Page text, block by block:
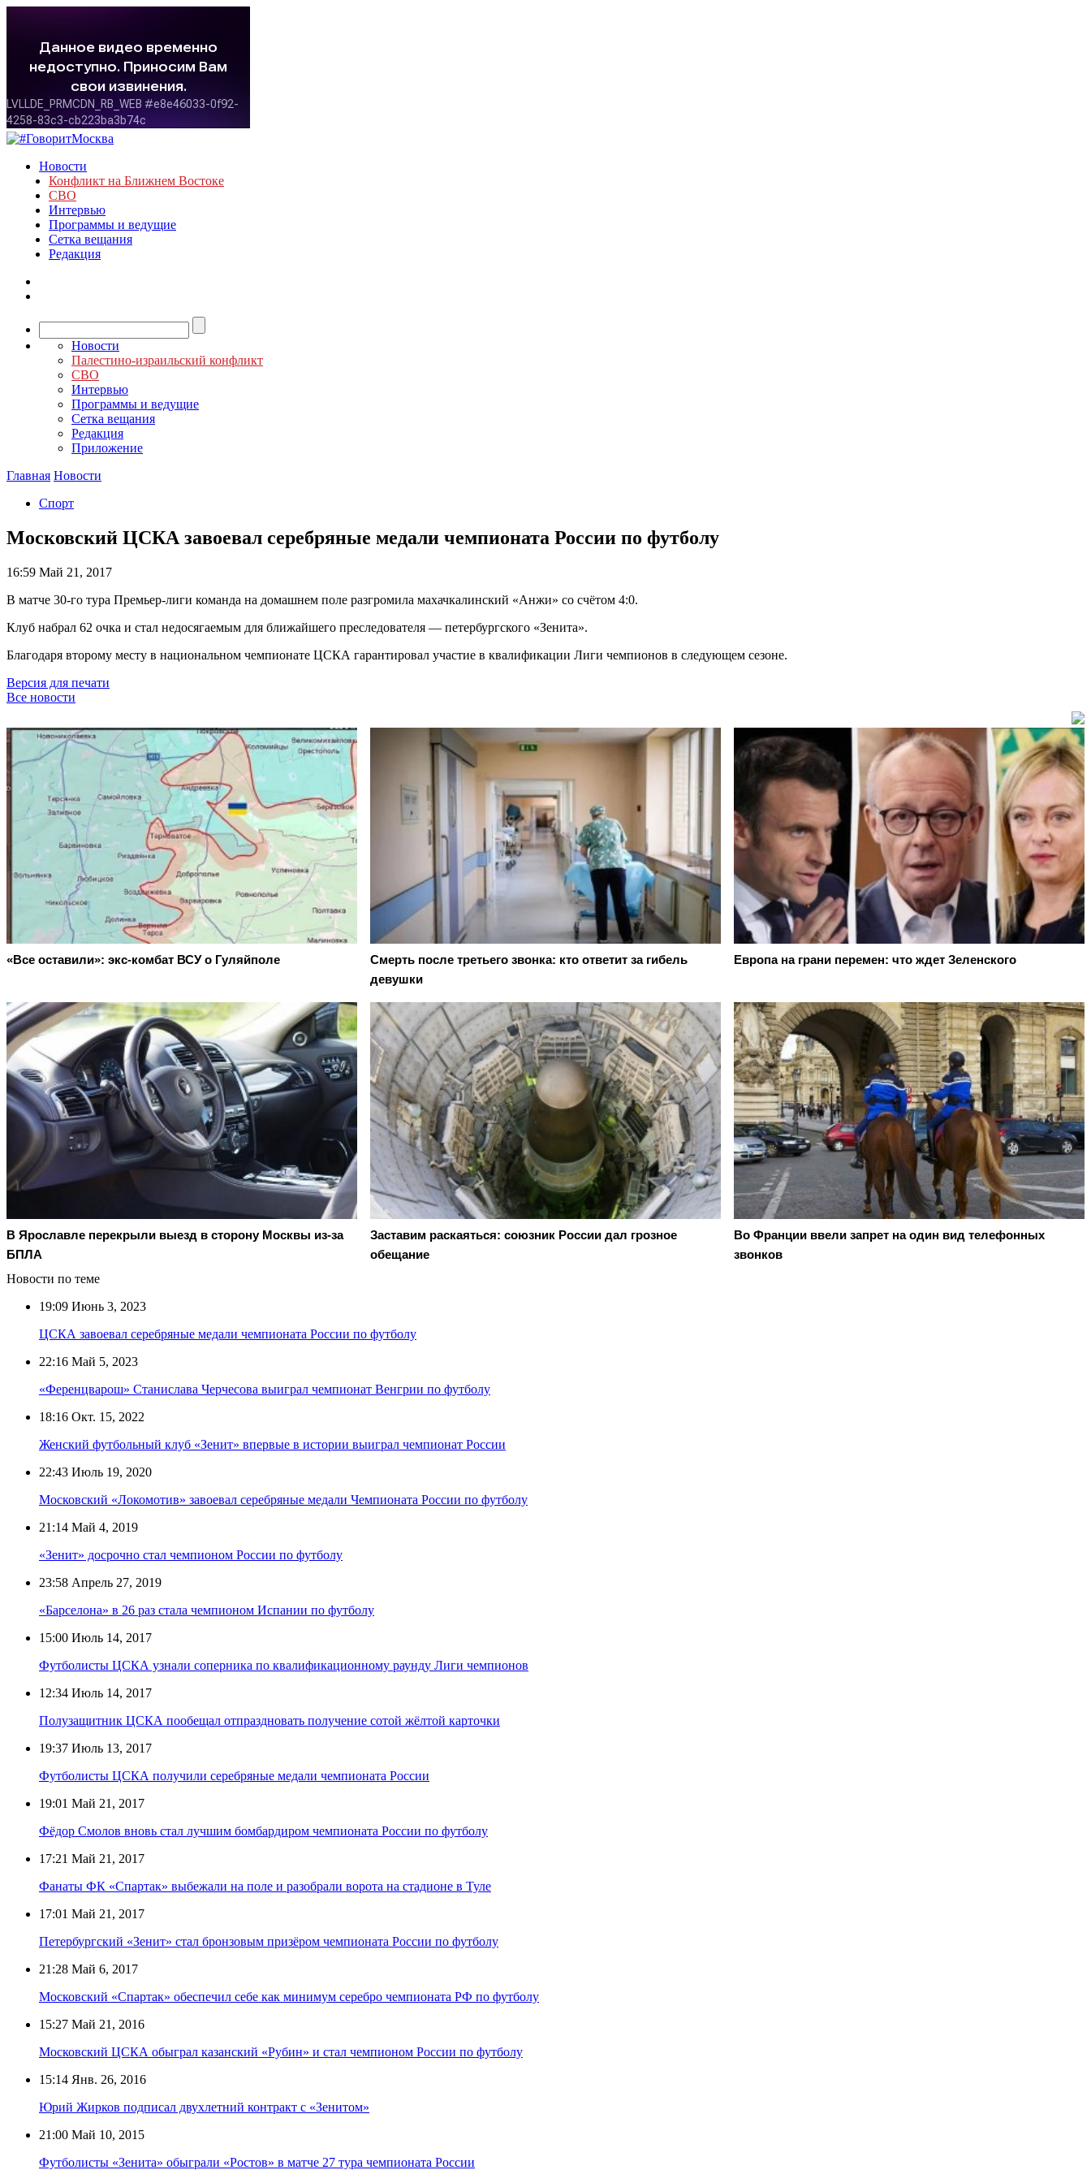
Новости
Конфликт на Ближнем Востоке
СВО
Интервью
Программы и ведущие
Сетка вещания
Редакция
Новости
Палестино-израильский конфликт
СВО
Интервью
Программы и ведущие
Сетка вещания
Редакция
Приложение
Главная Новости
Спорт
Московский ЦСКА завоевал серебряные медали чемпионата России по футболу
16:59 Май 21, 2017
В матче 30-го тура Премьер-лиги команда на домашнем поле разгромила махачкалинский «Анжи» со счётом 4:0.
Клуб набрал 62 очка и стал недосягаемым для ближайшего преследователя — петербургского «Зенита».
Благодаря второму месту в национальном чемпионате ЦСКА гарантировал участие в квалификации Лиги чемпионов в следующем сезоне.
Версия для печати
Все новости
«Все оставили»: экс-комбат ВСУ о Гуляйполе
Смерть после третьего звонка: кто ответит за гибель
девушки
Европа на грани перемен: что ждет Зеленского
В Ярославле перекрыли выезд в сторону Москвы из-за
БПЛА
Заставим раскаяться: союзник России дал грозное
обещание
Во Франции ввели запрет на один вид телефонных
звонков
Новости по теме
19:09 Июнь 3, 2023
ЦСКА завоевал серебряные медали чемпионата России по футболу
22:16 Май 5, 2023
«Ференцварош» Станислава Черчесова выиграл чемпионат Венгрии по футболу
18:16 Окт. 15, 2022
Женский футбольный клуб «Зенит» впервые в истории выиграл чемпионат России
22:43 Июль 19, 2020
Московский «Локомотив» завоевал серебряные медали Чемпионата России по футболу
21:14 Май 4, 2019
«Зенит» досрочно стал чемпионом России по футболу
23:58 Апрель 27, 2019
«Барселона» в 26 раз стала чемпионом Испании по футболу
15:00 Июль 14, 2017
Футболисты ЦСКА узнали соперника по квалификационному раунду Лиги чемпионов
12:34 Июль 14, 2017
Полузащитник ЦСКА пообещал отпраздновать получение сотой жёлтой карточки
19:37 Июль 13, 2017
Футболисты ЦСКА получили серебряные медали чемпионата России
19:01 Май 21, 2017
Фёдор Смолов вновь стал лучшим бомбардиром чемпионата России по футболу
17:21 Май 21, 2017
Фанаты ФК «Спартак» выбежали на поле и разобрали ворота на стадионе в Туле
17:01 Май 21, 2017
Петербургский «Зенит» стал бронзовым призёром чемпионата России по футболу
21:28 Май 6, 2017
Московский «Спартак» обеспечил себе как минимум серебро чемпионата РФ по футболу
15:27 Май 21, 2016
Московский ЦСКА обыграл казанский «Рубин» и стал чемпионом России по футболу
15:14 Янв. 26, 2016
Юрий Жирков подписал двухлетний контракт с «Зенитом»
21:00 Май 10, 2015
Футболисты «Зенита» обыграли «Ростов» в матче 27 тура чемпионата России